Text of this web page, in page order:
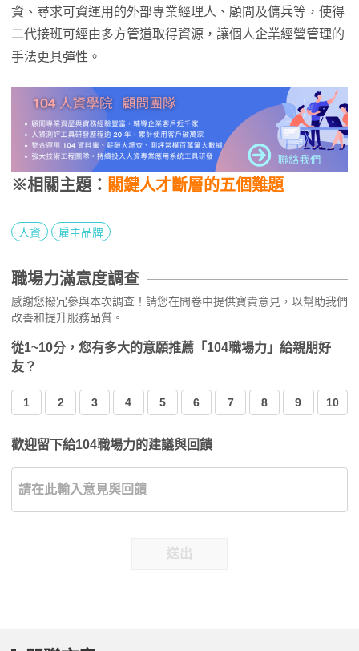
資、尋求可資運用的外部專業經理人、顧問及傭兵等，使得
二代接班可經由多方管道取得資源，讓個人企業經營管理的
手法更具彈性。
※相關主題： 關鍵人才斷層的五個難題
人資 雇主品牌
職場力滿意度調查
感謝您撥冗參與本次調查！請您在問卷中提供寶貴意見，以幫助我們
改善和提升服務品質。
從1~10分，您有多大的意願推薦「104職場力」給親朋好
友？
1 2 3 4 5 6 7 8 9 10
歡迎留下給104職場力的建議與回饋
送出